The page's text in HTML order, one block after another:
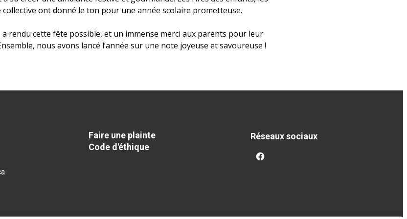
collective ont donné le ton pour une année scolaire prometteuse.
rendu cette fête possible, et un immense merci aux parents pour leur
nous avons lancé l’année sur une note joyeuse et savoureuse !
Faire une plainte
Code d'éthique
Réseaux sociaux
facebook